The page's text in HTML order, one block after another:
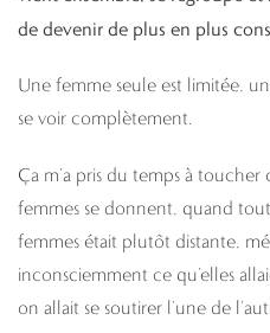
de devenir de plus en plus
Une femme seule est limitée,
se voir complètement.
Ça m’a pris du temps à
femmes se donnent, quand
femmes était plutôt distante,
inconsciemment ce qu’elles
on allait se soutirer l’une de